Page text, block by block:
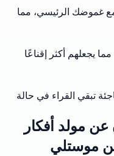
غموضك الرئيسي، مما
يجعلهم أكثر إقناعًا
تبقي القراء في حالة
مولد أفكار
موستلي